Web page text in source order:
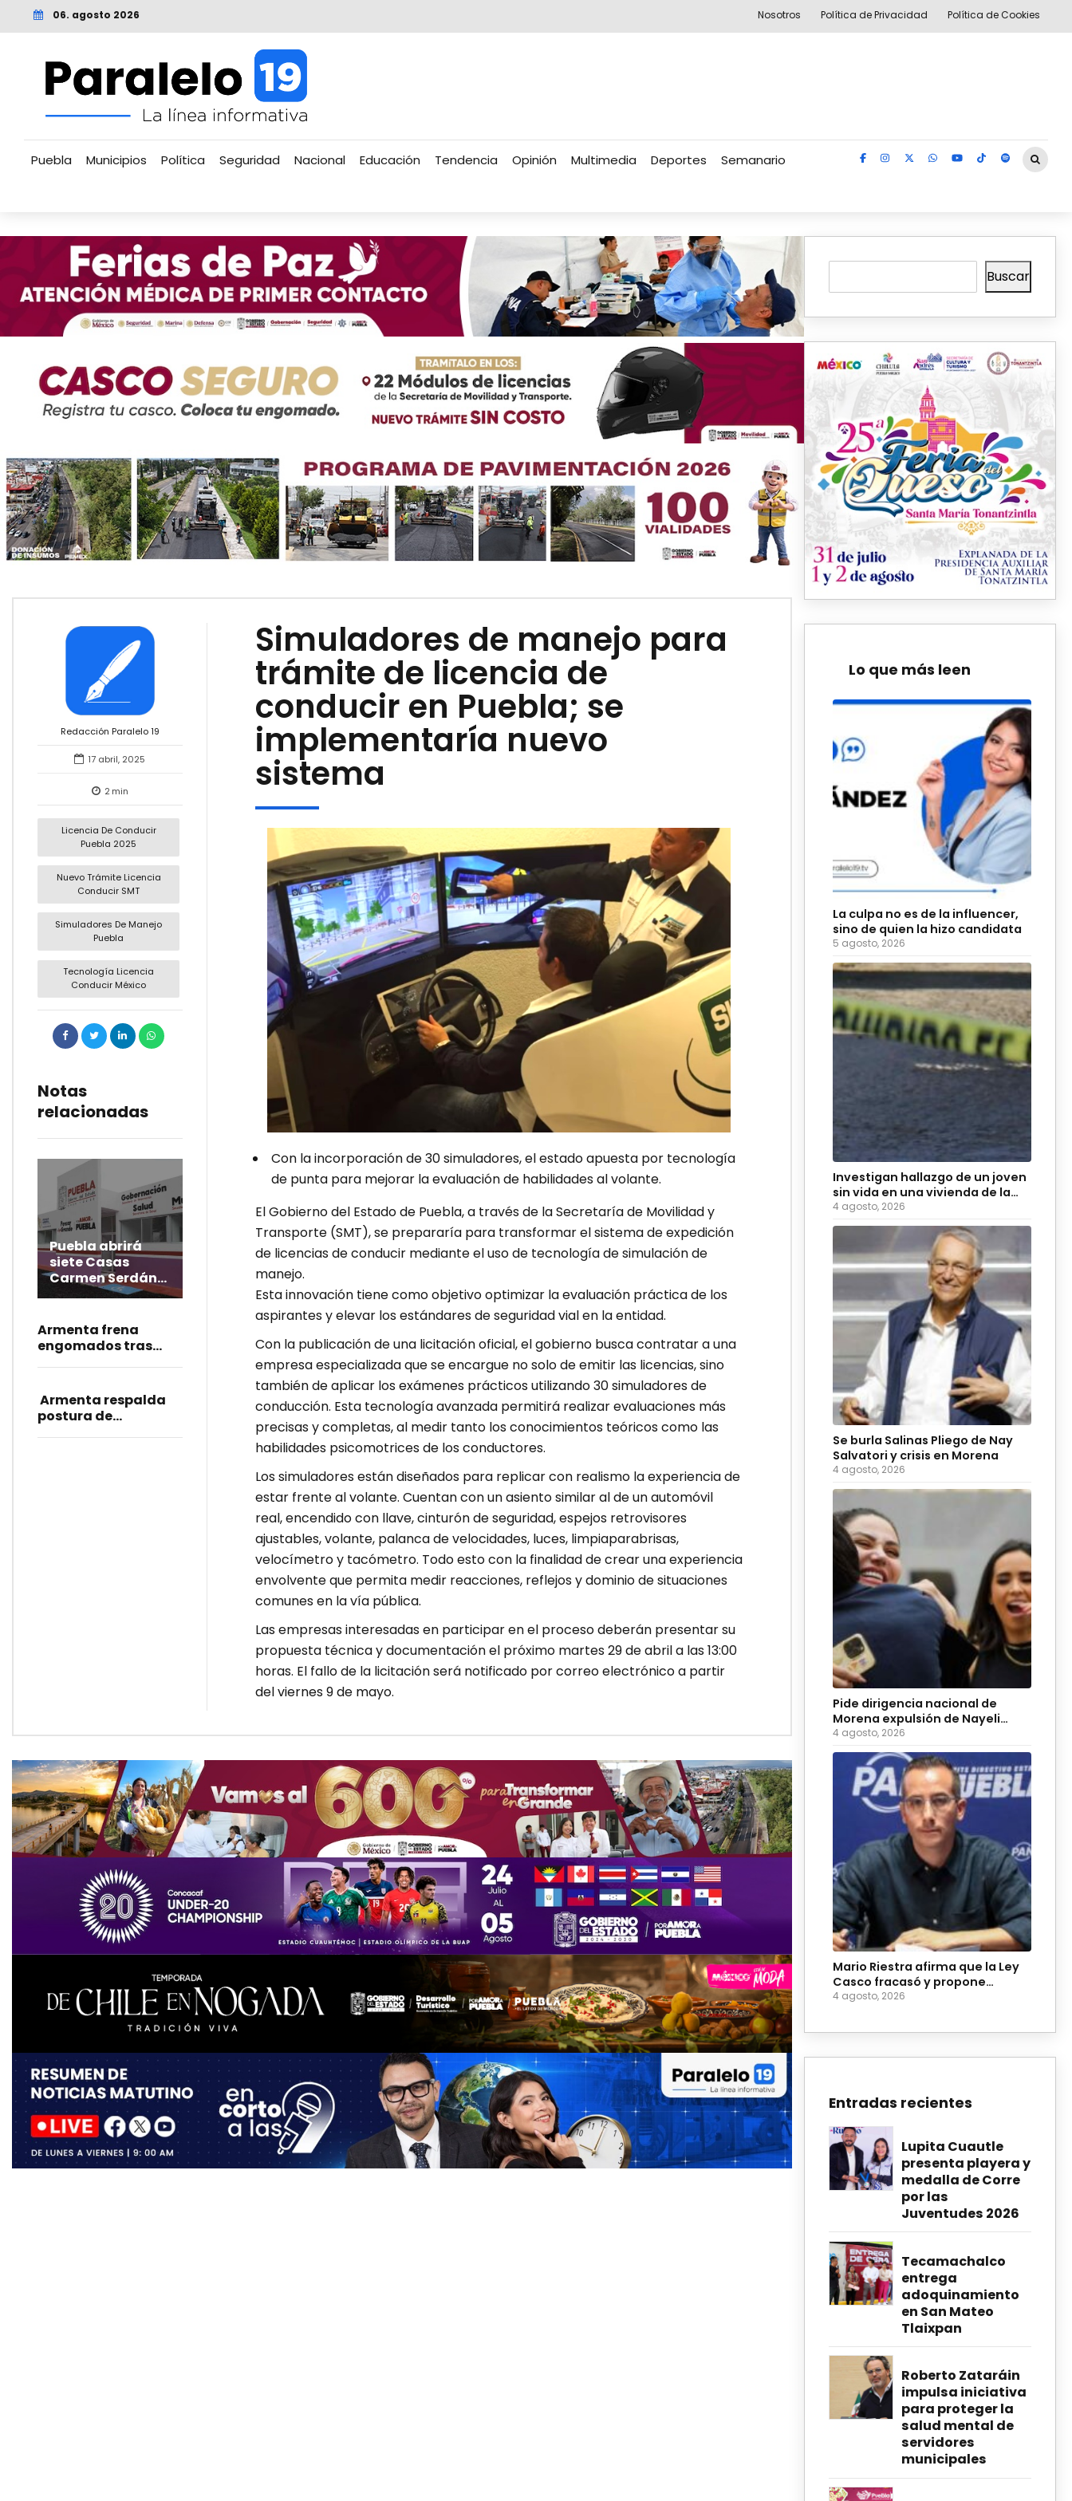
06. agosto 2026 Nosotros Política de Privacidad Política de Cookies
Puebla Municipios Política Seguridad Nacional Educación Tendencia Opinión Multimedia Deportes Semanario
Redacción Paralelo 19
17 abril, 2025
2 min
Licencia De Conducir
Puebla 2025
Nuevo Trámite Licencia
Conducir SMT
Simuladores De Manejo
Puebla
Tecnología Licencia
Conducir México
Notas
relacionadas
Puebla abrirá
siete Casas
Carmen Serdán
más y cubrirá las
Armenta frena
engomados tras
se hará”
Armenta respalda
postura de
Simuladores de manejo para
trámite de licencia de
conducir en Puebla; se
implementaría nuevo
sistema
Con la incorporación de 30 simuladores, el estado apuesta por tecnología
de punta para mejorar la evaluación de habilidades al volante.
El Gobierno del Estado de Puebla, a través de la Secretaría de Movilidad y
Transporte (SMT), se prepararía para transformar el sistema de expedición
de licencias de conducir mediante el uso de tecnología de simulación de
manejo.
Esta innovación tiene como objetivo optimizar la evaluación práctica de los
aspirantes y elevar los estándares de seguridad vial en la entidad.
Con la publicación de una licitación oficial, el gobierno busca contratar a una
empresa especializada que se encargue no solo de emitir las licencias, sino
también de aplicar los exámenes prácticos utilizando 30 simuladores de
conducción. Esta tecnología avanzada permitirá realizar evaluaciones más
precisas y completas, al medir tanto los conocimientos teóricos como las
habilidades psicomotrices de los conductores.
Los simuladores están diseñados para replicar con realismo la experiencia de
estar frente al volante. Cuentan con un asiento similar al de un automóvil
real, encendido con llave, cinturón de seguridad, espejos retrovisores
ajustables, volante, palanca de velocidades, luces, limpiaparabrisas,
velocímetro y tacómetro. Todo esto con la finalidad de crear una experiencia
envolvente que permita medir reacciones, reflejos y dominio de situaciones
comunes en la vía pública.
Las empresas interesadas en participar en el proceso deberán presentar su
propuesta técnica y documentación el próximo martes 29 de abril a las 13:00
horas. El fallo de la licitación será notificado por correo electrónico a partir
del viernes 9 de mayo.
Buscar
Lo que más leen
La culpa no es de la influencer,
sino de quien la hizo candidata
5 agosto, 2026
Investigan hallazgo de un joven
sin vida en una vivienda de la
colonia Hidalgo
4 agosto, 2026
Se burla Salinas Pliego de Nay
Salvatori y crisis en Morena
4 agosto, 2026
Pide dirigencia nacional de
Morena expulsión de Nayeli
Salvatori y Grace Palomares
4 agosto, 2026
Mario Riestra afirma que la Ley
Casco fracasó y propone
reformarla
4 agosto, 2026
Entradas recientes
Lupita Cuautle
presenta playera y
medalla de Corre
por las
Juventudes 2026
Tecamachalco
entrega
adoquinamiento
en San Mateo
Tlaixpan
Roberto Zataráin
impulsa iniciativa
para proteger la
salud mental de
servidores
municipales